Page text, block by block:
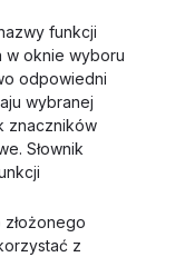
funkcji
w oknie wyboru
odpowiedni
wybranej
znaczników
Słownik
z